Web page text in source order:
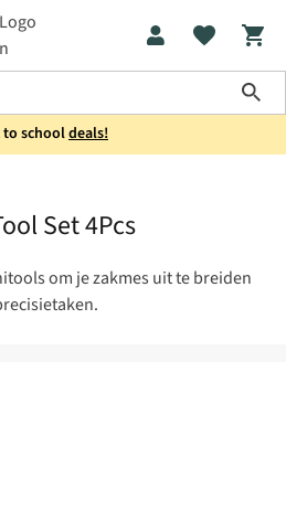
to schooldeals!
Set 4Pcs
om je zakmes uit te breiden